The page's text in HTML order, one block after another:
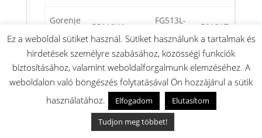
Gorenje
tűzhely
G5112WJ
FG513L-
591317
tűzhely
K561AW
FM513A-
IPD7B
466059
Gorenje
FK511A-
D1D8E
591375
Ez a weboldal sütiket használ. Sütiket használunk a tartalmak és
hirdetések személyre szabásához, közösségi funkciók
biztosításához, valamint weboldalforgalmunk elemzéséhez. A
weboldalon való böngészés folytatásával Ön hozzájárul a sütik
használatához.
Elfogadom
Elutasítom
Tudjon meg többet!